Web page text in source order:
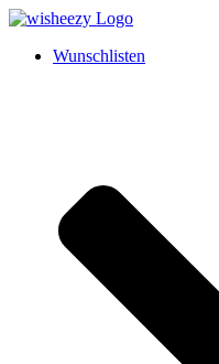
Wunschlisten